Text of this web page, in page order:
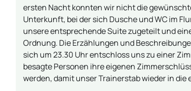
ersten Nacht konnten wir nicht die
Unterkunft, bei der sich Dusche und WC im
unsere entsprechende Suite zugeteilt und
Ordnung. Die Erzählungen und
sich um 23.30 Uhr entschloss uns zu einer
besagte Personen ihre eigenen
werden, damit unser Trainerstab wieder in die